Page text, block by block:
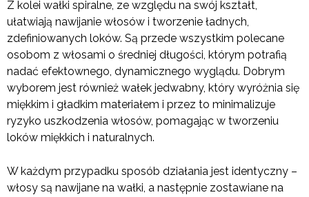
Z kolei wałki spiralne, ze względu na swój kształt,
ułatwiają nawijanie włosów i tworzenie ładnych,
zdefiniowanych loków. Są przede wszystkim polecane
osobom z włosami o średniej długości, którym potrafią
nadać efektownego, dynamicznego wyglądu. Dobrym
wyborem jest również wałek jedwabny, który wyróżnia się
miękkim i gładkim materiałem i przez to minimalizuje
ryzyko uszkodzenia włosów, pomagając w tworzeniu
loków miękkich i naturalnych.
W każdym przypadku sposób działania jest identyczny –
włosy są nawijane na wałki, a następnie zostawiane na